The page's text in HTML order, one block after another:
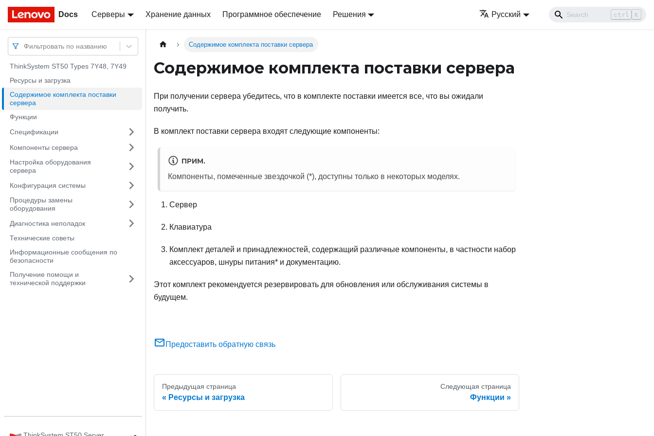
Docs Серверы Хранение данных Программное обеспечение Решения Русский ctrl K
Docs
Фильтровать по названию
ThinkSystem ST50 Types 7Y48, 7Y49
Ресурсы и загрузка
Содержимое комплекта поставки
сервера
Функции
Спецификации
Компоненты сервера
Настройка оборудования
сервера
Конфигурация системы
Процедуры замены
оборудования
Диагностика неполадок
Технические советы
Информационные сообщения по
безопасности
Получение помощи и
технической поддержки
Содержимое комплекта поставки сервера
Содержимое комплекта поставки сервера
При получении сервера убедитесь, что в комплекте поставки имеется все, что вы ожидали
получить.
В комплект поставки сервера входят следующие компоненты:
ПРИМ.
Компоненты, помеченные звездочкой (*), доступны только в некоторых моделях.
Сервер
Клавиатура
Комплект деталей и принадлежностей, содержащий различные компоненты, в частности набор
аксессуаров, шнуры питания* и документацию.
Этот комплект рекомендуется резервировать для обновления или обслуживания системы в
будущем.
Предоставить обратную связь
Предыдущая страница
Ресурсы и загрузка
Следующая страница
Функции